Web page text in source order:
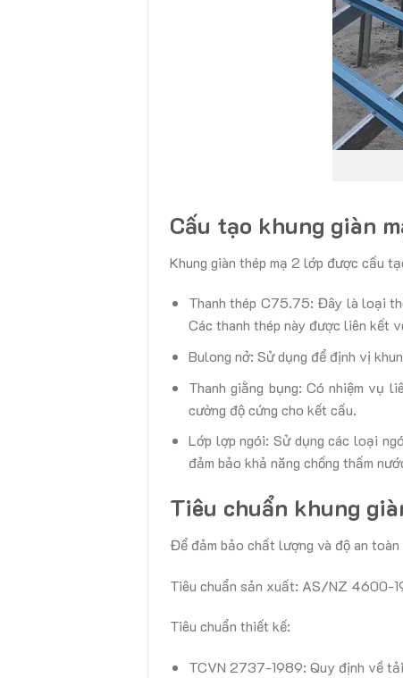
Cấu tạo khung giàn
Khung giàn thép mạ 2 lớp được cấu
Thanh thép C75.75: Đây là loại
Các thanh thép này được liên kết
Bulong nở: Sử dụng để định vị
Thanh giằng bụng: Có nhiệm vụ
cường độ cứng cho kết cấu.
Lớp lợp ngói: Sử dụng các loại
đảm bảo khả năng chống thấm
Tiêu chuẩn khung
Để đảm bảo chất lượng và độ an
Tiêu chuẩn sản xuất: AS/NZ 4600-
Tiêu chuẩn thiết kế:
TCVN 2737-1989: Quy định về